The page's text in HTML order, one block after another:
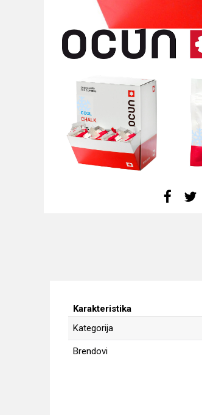
Karakteristika
Kategorija
Brendovi